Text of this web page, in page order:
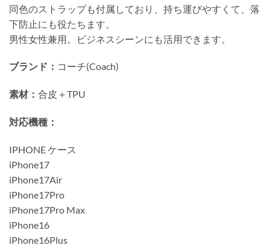
同色のストラップも付属しており、持ち運びやすくて、落
下防止にも役たちます。
男性女性兼用。ビジネスシーンにも活用できます。
ブランド： コーチ(Coach)
素材： 合皮＋TPU
対応機種：
IPHONE ケース
iPhone17
iPhone17Air
iPhone17Pro
iPhone17Pro Max
iPhone16
iPhone16Plus